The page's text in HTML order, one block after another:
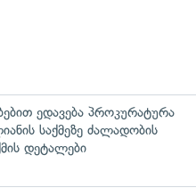
ედავება პროკურატურა
საქმეზე ძალადობის
დეტალები